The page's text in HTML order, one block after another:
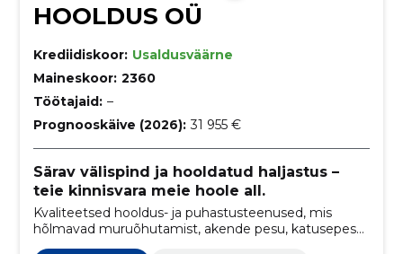
HOOLDUS OÜ
Krediidiskoor: Usaldusväärne
Maineskoor: 2360
Töötajaid: –
Prognooskäive (2026): 31 955 €
Särav välispind ja hooldatud haljastus –
teie kinnisvara meie hoole all.
Kvaliteetsed hooldus- ja puhastusteenused, mis
hõlmavad muruõhutamist, akende pesu, katusepesu,
fassaadipesu, lumekoristust ja tänavasillutise pesu